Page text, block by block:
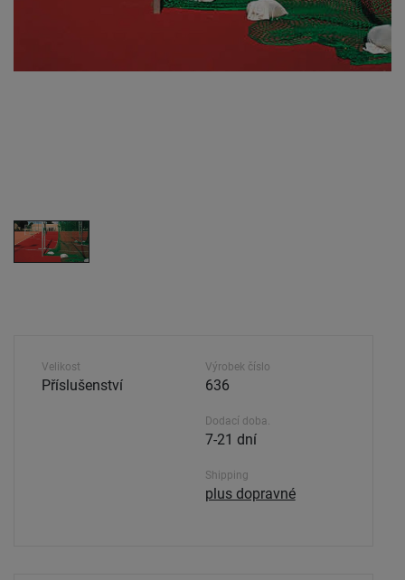
Velikost
Příslušenství
Výrobek číslo
636
Dodací doba.
7-21 dní
Shipping
plus dopravné